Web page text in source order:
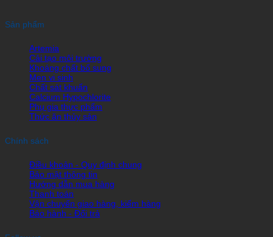
Sản phẩm
Artemia
Cải tạo môi trường
Khoáng chất bổ sung
Men vi sinh
Chất sát khuẩn
Calcium Hypochlorite
Phụ gia thực phẩm
Thức ăn thủy sản
Chính sách
Điều khoản - Quy định chung
Bảo mật thông tin
Hướng dẫn mua hàng
Thanh toán
Vận chuyển giao hàng, kiểm hàng
Bảo hành - Đổi trả